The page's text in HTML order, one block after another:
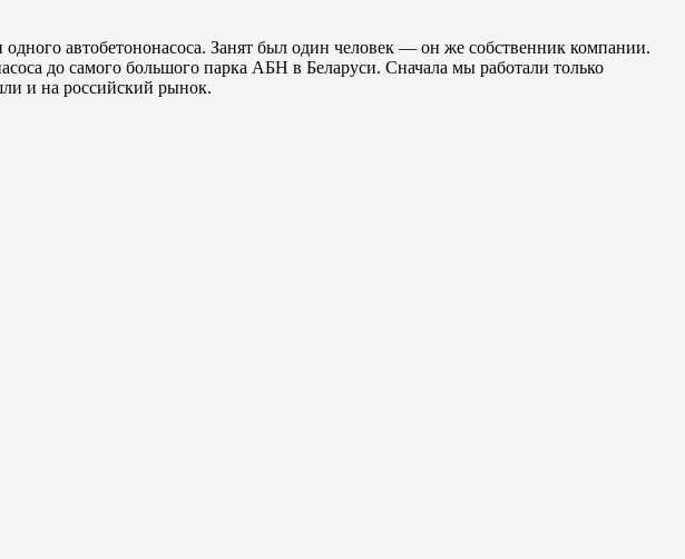
автобетононасоса. Занят был один человек — он же собственник компании.
до самого большого парка АБН в Беларуси. Сначала мы работали только
и на российский рынок.